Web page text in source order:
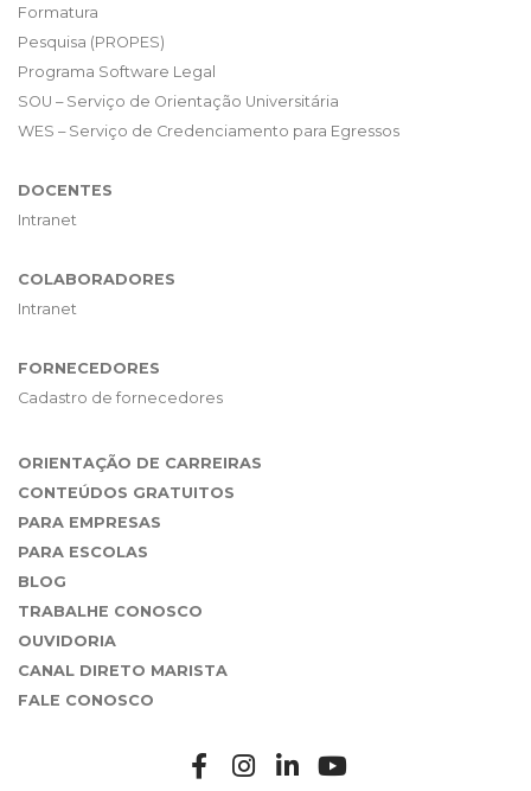
Formatura
Pesquisa (PROPES)
Programa Software Legal
SOU – Serviço de Orientação Universitária
WES – Serviço de Credenciamento para Egressos
DOCENTES
Intranet
COLABORADORES
Intranet
FORNECEDORES
Cadastro de fornecedores
ORIENTAÇÃO DE CARREIRAS
CONTEÚDOS GRATUITOS
PARA EMPRESAS
PARA ESCOLAS
BLOG
TRABALHE CONOSCO
OUVIDORIA
CANAL DIRETO MARISTA
FALE CONOSCO